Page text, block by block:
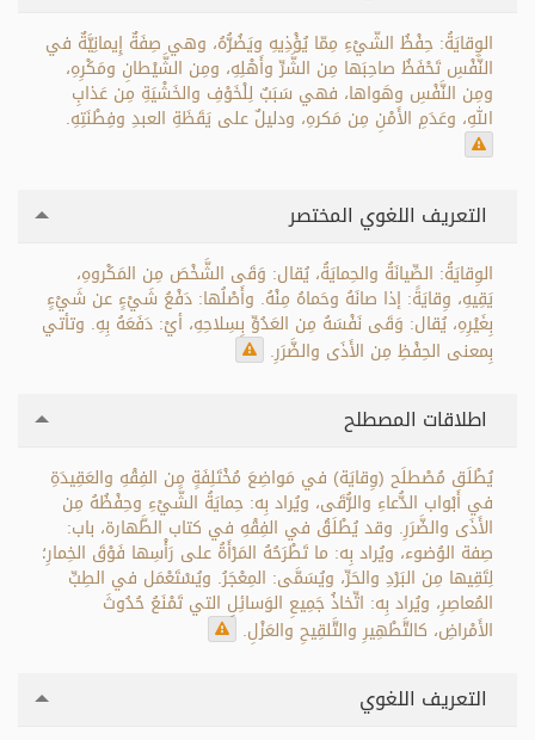
الوِقايَةُ: حِفْظُ الشّيْءِ مِمّا يُؤْذِيهِ ويَضُرُّهُ، وهي صِفَةٌ إِيمانِيَّةٌ في
النَّفْسِ تَحْفَظُ صاحِبَها مِن الشَّرِّ وأَهْلِهِ، ومِن الشَّيْطانِ ومَكْرِهِ،
ومِن النَّفْسِ وهَواها، فهي سَبَبٌ لِلْخَوْفِ والخَشْيَةِ مِن عَذابِ
اللهِ، وعَدَمِ الأَمْنِ مِن مَكرهِ، ودليلٌ على يَقَظَةِ العبدِ وفِطْنَتِهِ.
التعريف اللغوي المختصر
الوِقايَةُ: الصِّيانَةُ والحِمايَةُ، يُقال: وَقَى الشَّخْصَ مِن المَكْروهِ،
يَقِيهِ، وِقايَةً: إذا صانَهُ وحَماهُ مِنْهُ. وأَصْلُها: دَفْعُ شَيْءٍ عن شَيْءٍ
بِغَيْرِهِ، يُقال: وَقَى نَفْسَهُ مِن العَدُوِّ بِسِلاحِهِ، أيْ: دَفَعَهُ بِهِ. وتأتي
بِمعنى الحِفْظِ مِن الأَذَى والضَّرَرِ.
اطلاقات المصطلح
يُطْلَق مُصْطلَح (وِقايَة) في مَواضِعَ مُخْتَلِفَةٍ مِن الفِقْهِ والعَقِيدَةِ
في أَبْواب الدُّعاءِ والرُّقَى، ويُراد بِه: حِمايَةُ الشَّيْءِ وحِفْظُهُ مِن
الأَذَى والضَّرَرِ. وقد يُطْلَقُ في الفِقْهِ في كتاب الطَّهارة، باب:
صِفة الوُضوء، ويُراد بِه: ما تَطْرَحُهُ المَرْأَةُ على رَأْسِها فَوْقَ الخِمارِ؛
لِتَقِيها مِن البَرْدِ والحَرِّ، ويُسَمَّى: المِعْجَرُ. ويُسْتَعْمَل في الطِبِّ
المُعاصِرِ، ويُراد بِه: اتِّخاذُ جَمِيعِ الوَسائِلِ التي تَمْنَعُ حُدُوثَ
الأَمْراضِ، كالتَّطْهِيرِ والتَّلقِيحِ والعَزْلِ.
التعريف اللغوي